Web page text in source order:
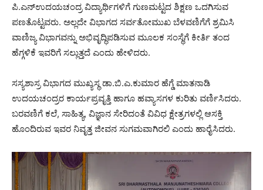
ಪಿ.ಎನ್ಉದಯಚಂದ್ರ ವಿದ್ಯಾರ್ಥಿಗಳಿಗೆ ಗುಣಮಟ್ಟದ ಶಿಕ್ಷಣ ಒದಗಿಸುವ
ಪಣತೊಟ್ಟವರು. ಅಲ್ಲದೇ ವಿಭಾಗದ ಸರ್ವತೋಮುಖ ಬೆಳವಣಿಗೆಗೆ ಶ್ರಮಿಸಿ
ವಾಣಿಜ್ಯ ವಿಭಾಗವನ್ನು ಅಭಿವೃದ್ಧಿಪಡಿಸುವ ಮೂಲಕ ಸಂಸ್ಥೆಗೆ ಕೀರ್ತಿ ತಂದ
ಹೆಗ್ಗಳಿಕೆ ಇವರಿಗೆ ಸಲ್ಲುತ್ತದೆ ಎಂದು ಹೇಳಿದರು.
ಸಸ್ಯಶಾಸ್ರ ವಿಭಾಗದ ಮುಖ್ಯಸ್ಥ ಡಾ.ಬಿ.ಎ.ಕುಮಾರ ಹೆಗ್ಡೆ ಮಾತನಾಡಿ
ಉದಯಚಂದ್ರರ ಕಾರ್ಯಪ್ರವೃತ್ತಿ ಹಾಗೂ ಹವ್ಯಾಸಗಳ ಕುರಿತು ವರ್ಣಿಸಿದರು.
ಬರವಣಿಗೆ ಕಲೆ, ಸಾಹಿತ್ಯ, ವಿಜ್ಞಾನ ಸೇರಿದಂತೆ ವಿವಿಧ ಕ್ಷೇತ್ರಗಳಲ್ಲಿ ಆಸಕ್ತಿ
ಹೊಂದಿರುವ ಇವರ ನಿವೃತ್ತ ಜೀವನ ಸುಗಮವಾಗಿರಲಿ ಎಂದು ಹಾರೈಸಿದರು.